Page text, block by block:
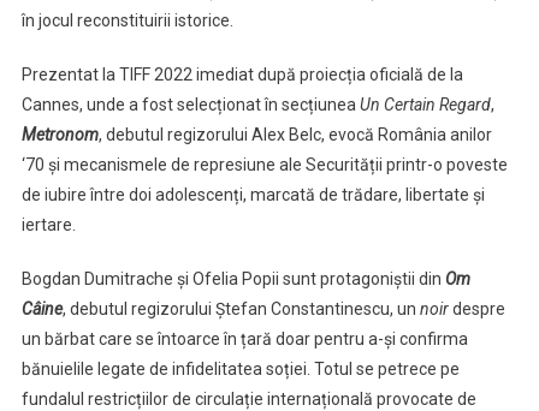
în jocul reconstituirii istorice.
Prezentat la TIFF 2022 imediat după proiecția oficială de la
Cannes, unde a fost selecționat în secțiuneaUn Certain Regard,
Metronom, debutul regizorului Alex Belc, evocă România anilor
‘70 și mecanismele de represiune ale Securității printr-o poveste
de iubire între doi adolescenți, marcată de trădare, libertate și
iertare.
Bogdan Dumitrache și Ofelia Popii sunt protagoniștii din Om
Câine, debutul regizorului Ștefan Constantinescu, un noirdespre
un bărbat care se întoarce în țară doar pentru a-și confirma
bănuielile legate de infidelitatea soției. Totul se petrece pe
fundalul restricțiilor de circulație internațională provocate de